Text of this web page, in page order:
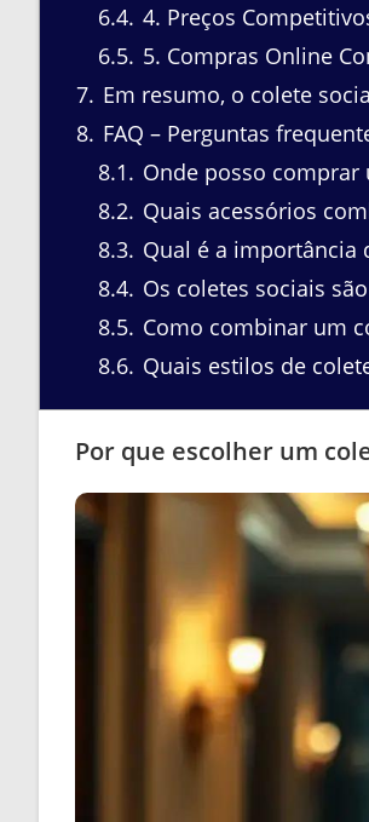
6.4 4. Preços
6.5 5. Compras Online
7 Em resumo, o colete
8 FAQ – Perguntas
8.1
Onde posso
8.2 Quais acessórios
8.3 Qual é a importância
8.4 Os coletes sociais
8.5 Como combinar um
8.6 Quais estilos de
Por que escolher um